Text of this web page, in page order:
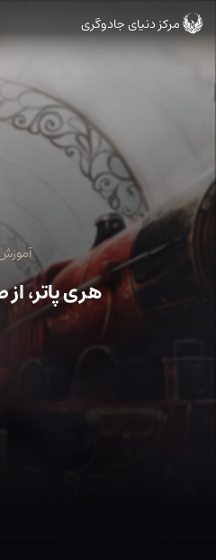
ورود
به
اصلی
مرکز دنیای جادوگری
هری پاتر،